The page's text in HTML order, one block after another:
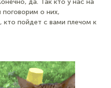
да. Так кто у нас на
о них,
кто пойдет с вами плечом к